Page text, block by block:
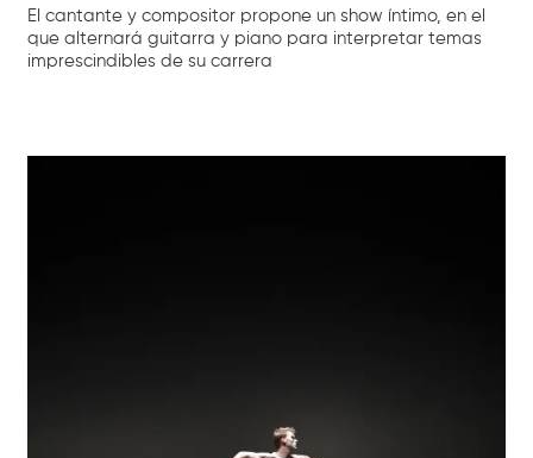
El cantante y compositor propone un show íntimo, en el
que alternará guitarra y piano para interpretar temas
imprescindibles de su carrera